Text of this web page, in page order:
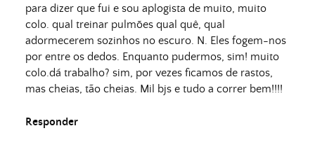
para dizer que fui e sou aplogista de muito, muito
colo. qual treinar pulmões qual quê, qual
adormecerem sozinhos no escuro. N. Eles fogem-nos
por entre os dedos. Enquanto pudermos, sim! muito
colo.dá trabalho? sim, por vezes ficamos de rastos,
mas cheias, tão cheias. Mil bjs e tudo a correr bem!!!!
Responder